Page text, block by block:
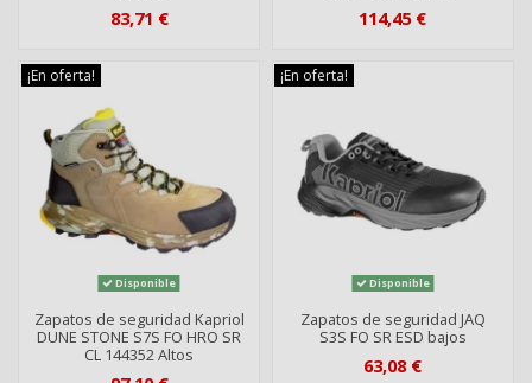
83,71 € 114,45 €
¡En oferta!
Disponible
Zapatos de seguridad Kapriol
DUNE STONE S7S FO HRO SR
CL 144352 Altos
¡En oferta!
Disponible
Zapatos de seguridad JAQ
S3S FO SR ESD bajos
63,08 €